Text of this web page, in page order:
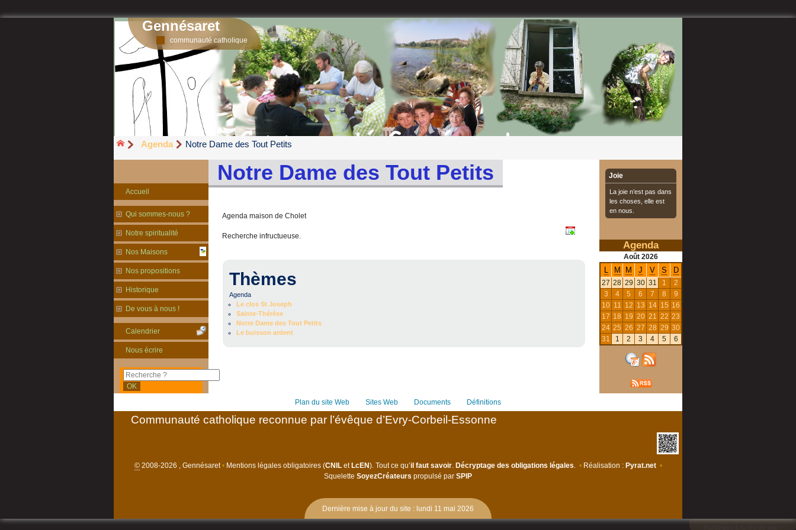
Gennésaret
communauté catholique
Agenda Notre Dame des Tout Petits
Notre Dame des Tout Petits
Agenda maison de Cholet
Recherche infructueuse.
Thèmes
Agenda
Le clos St Joseph
Sainte-Thérèse
Notre Dame des Tout Petits
Le buisson ardent
Accueil
Qui sommes-nous ?
Notre spiritualité
Nos Maisons
Nos propositions
Historique
De vous à nous !
Calendrier
Nous écrire
Joie
La joie n’est pas dans
les choses, elle est
en nous.
Agenda
Août 2026
M M J V S D
27 28 29 30 31 1
2
3
4 5 6 7 8
9
10 11 12 13 14 15 16
17 18 19 20 21 22 23
24 25 26 27 28 29 30
31
1 2 3 4 5 6
Plan du site Web Sites Web Documents Définitions
Communauté catholique reconnue par l’évêque d’Evry-Corbeil-Essonne
©2008-2026 , Gennésaret •Mentions légales obligatoires (CNILet LcEN). Tout ce qu’il faut savoir. Décryptage des obligations légales. • Réalisation : Pyrat.net •
Squelette SoyezCréateurs propulsé par SPIP
Dernière mise à jour du site : lundi 11 mai 2026